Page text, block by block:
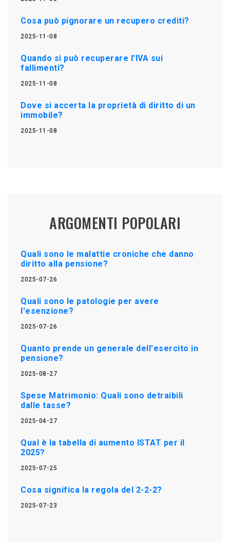
Cosa può pignorare un recupero crediti?
2025-11-08
Quando si può recuperare l'IVA sui
fallimenti?
2025-11-08
Dove si accerta la proprietà di diritto di un
immobile?
2025-11-08
ARGOMENTI POPOLARI
Quali sono le malattie croniche che danno
diritto alla pensione?
2025-07-26
Quali sono le patologie per avere
l'esenzione?
2025-07-26
Quanto prende un generale dell'esercito in
pensione?
2025-08-27
Spese Matrimonio: Quali sono detraibili
dalle tasse?
2025-04-27
Qual è la tabella di aumento ISTAT per il
2025?
2025-07-25
Cosa significa la regola del 2-2-2?
2025-07-23